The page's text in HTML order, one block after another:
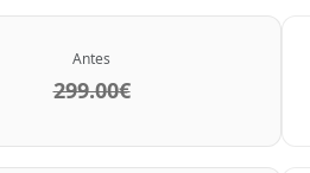
Antes
299.00€